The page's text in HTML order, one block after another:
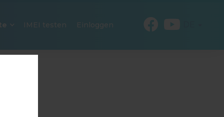
IMEI testen Einloggen